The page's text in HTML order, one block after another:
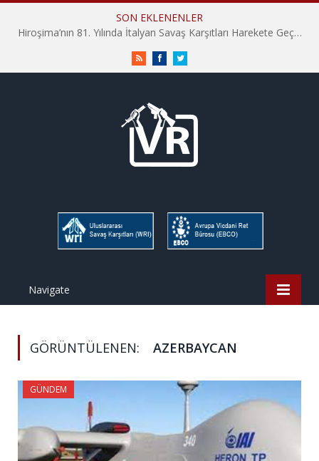
SON EKLENENLER
Hiroşima’nın 81. Yılında İtalyan Savaş Karşıtları Harekete Geçti: “Hatırlamak yeterli değil”
RSS FacebookTwitter
Navigate
GÖRÜNTÜLENEN: AZERBAYCAN
GÜNDEM